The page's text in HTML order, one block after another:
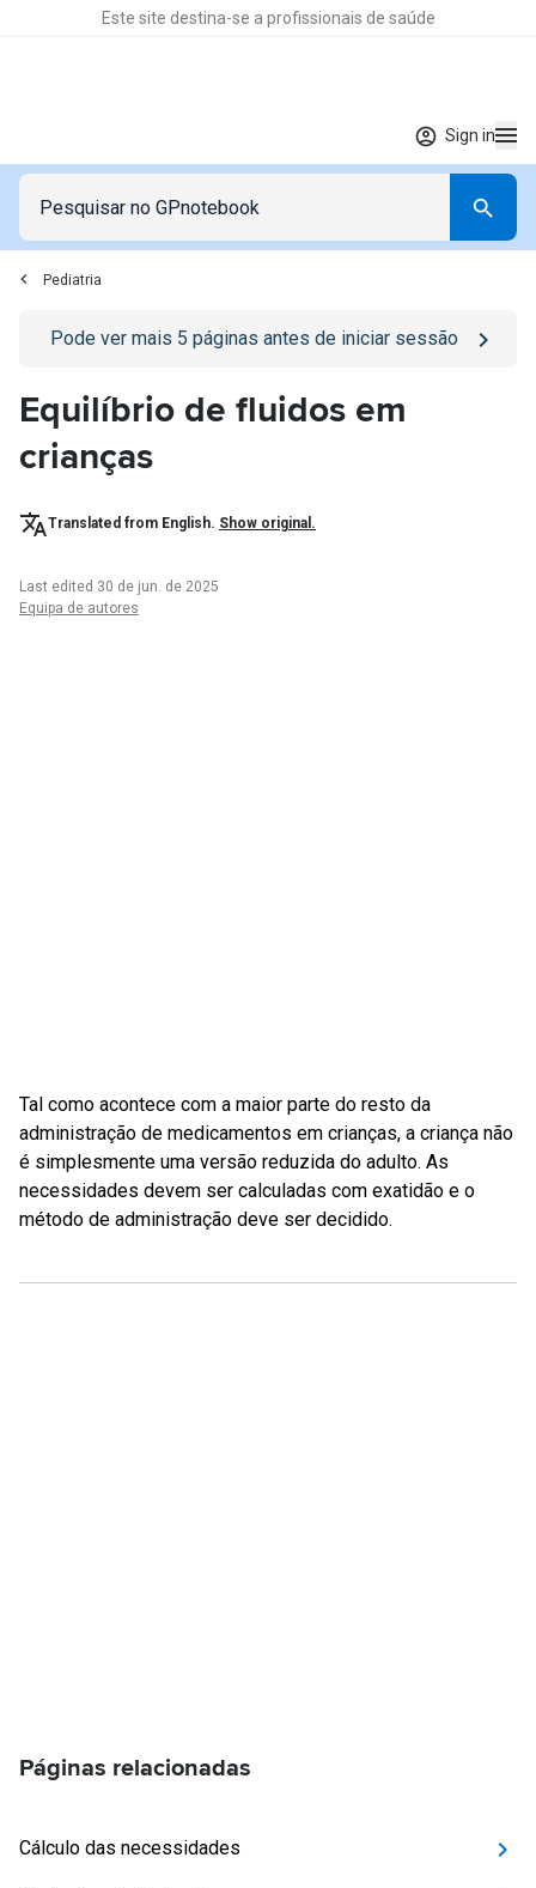
Este site destina-se a profissionais de saúde
Sign in
Pediatria
Go to/sign-inpage
Pode ver mais 5 páginas antes de iniciar sessão
Equilíbrio de fluidos em
crianças
Translated from English. Show original.
Last edited 30 de jun. de 2025
Equipa de autores
Tal como acontece com a maior parte do resto da
administração de medicamentos em crianças, a criança não
é simplesmente uma versão reduzida do adulto. As
necessidades devem ser calculadas com exatidão e o
método de administração deve ser decidido.
Páginas relacionadas
Cálculo das necessidades